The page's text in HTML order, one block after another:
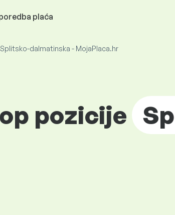
plaća
dalmatinska - MojaPlaca.hr
pozicije